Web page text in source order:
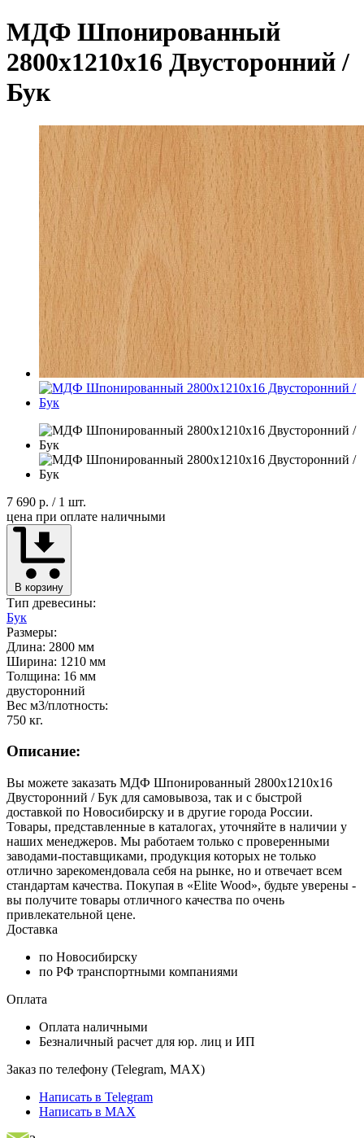
МДФ Шпонированный
2800х1210х16 Двусторонний /
Бук
7 690 р. / 1 шт.
цена при оплате наличными
В корзину
Тип древесины:
Бук
Размеры:
Длина: 2800 мм
Ширина: 1210 мм
Толщина: 16 мм
двусторонний
Вес м3/плотность:
750 кг.
Описание:
Вы можете заказать МДФ Шпонированный 2800х1210х16
Двусторонний / Бук для самовывоза, так и с быстрой
доставкой по Новосибирску и в другие города России.
Товары, представленные в каталогах, уточняйте в наличии у
наших менеджеров. Мы работаем только с проверенными
заводами-поставщиками, продукция которых не только
отлично зарекомендовала себя на рынке, но и отвечает всем
стандартам качества. Покупая в «Elite Wood», будьте уверены -
вы получите товары отличного качества по очень
привлекательной цене.
Доставка
по Новосибирску
по РФ транспортными компаниями
Оплата
Оплата наличными
Безналичный расчет для юр. лиц и ИП
Заказ по телефону (Telegram, MAX)
Написать в Telegram
Написать в MAX